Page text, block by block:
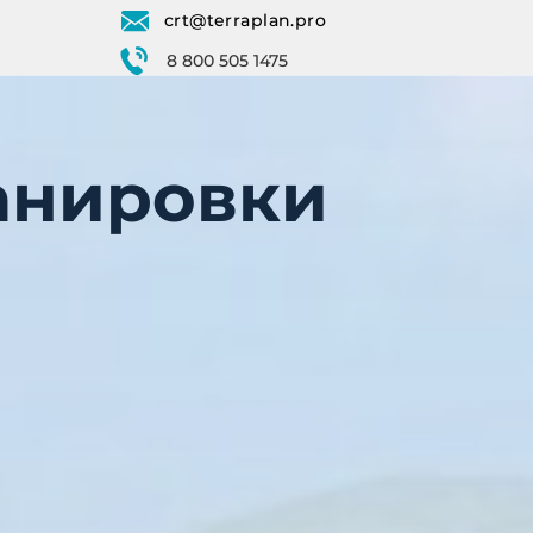
crt@terraplan.pro
8 800 505 1475